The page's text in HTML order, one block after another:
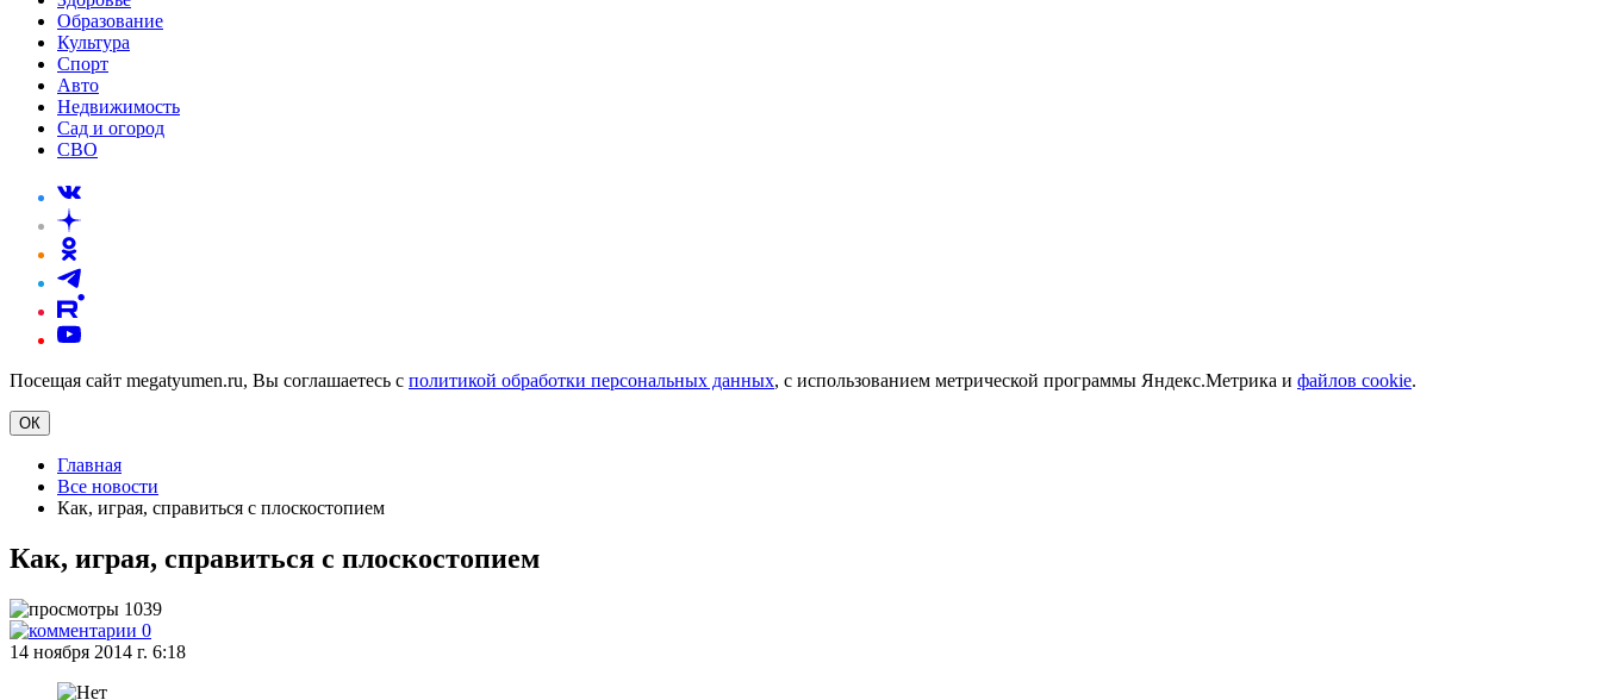
Образование
Культура
Спорт
Авто
Недвижимость
Сад и огород
СВО
Посещая сайт megatyumen.ru, Вы соглашаетесь с политикой обработки персональных данных, с использованием метрической программы Яндекс.Метрика и файлов cookie.
ОК
Главная
Все новости
Как, играя, справиться с плоскостопием
Как, играя, справиться с плоскостопием
1039
0
14 ноября 2014 г. 6:18